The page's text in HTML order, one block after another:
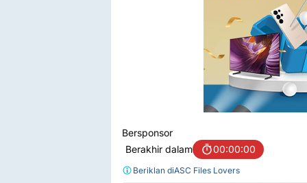
Bersponsor
Berakhir dalam
00:00:00
Beriklan diASC Files Lovers